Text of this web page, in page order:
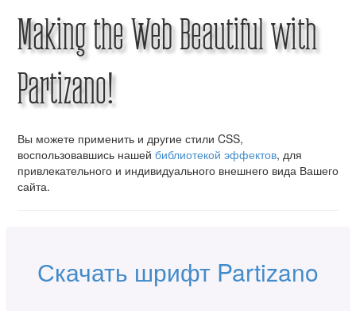
Making the Web Beautiful with
Partizano!
Вы можете применить и другие стили CSS,
воспользовавшись нашей библиотекой эффектов, для
привлекательного и индивидуального внешнего вида Вашего
сайта.
Скачать шрифт Partizano